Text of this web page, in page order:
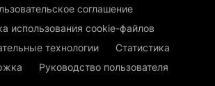
соглашение
использования cookie-файлов
технологии
Статистика
Руководство пользователя